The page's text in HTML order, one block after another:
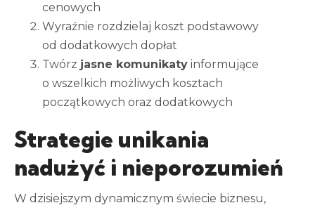
cenowych
Wyraźnie rozdzielaj koszt podstawowy
od dodatkowych dopłat
Twórz jasne komunikaty informujące
o wszelkich możliwych kosztach
początkowych oraz dodatkowych
Strategie unikania
nadużyć i nieporozumień
W dzisiejszym dynamicznym świecie biznesu,